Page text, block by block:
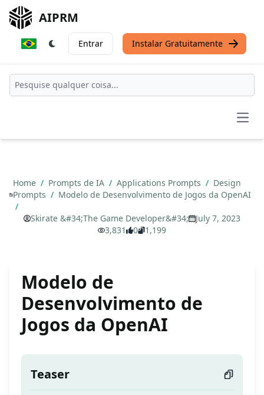
AIPRM
Entrar Instalar Gratuitamente
Home / Prompts de IA / Applications Prompts / Design
Prompts / Modelo de Desenvolvimento de Jogos da OpenAI
/
Skirate &#34;The Game Developer&#34;
July 7, 2023
3,831
0 1,199
Modelo de
Desenvolvimento de
Jogos da OpenAI
Teaser